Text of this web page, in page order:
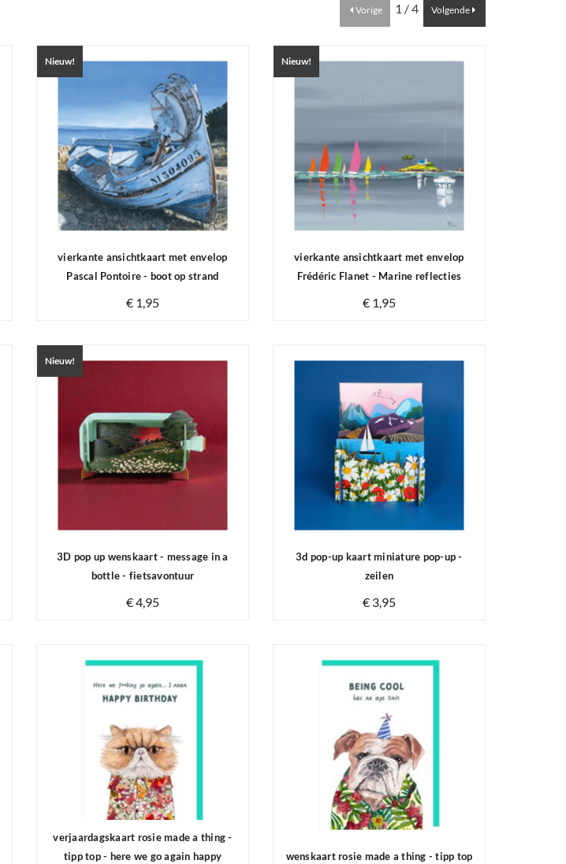
Vorige 1 / 4 Volgende
Nieuw!
vierkante ansichtkaart met envelop
Pascal Pontoire - boot op strand
€ 1,95
Nieuw!
vierkante ansichtkaart met envelop
Frédéric Flanet - Marine reflecties
€ 1,95
Nieuw!
3D pop up wenskaart - message in a
bottle - fietsavontuur
€ 4,95
3d pop-up kaart miniature pop-up -
zeilen
€ 3,95
verjaardagskaart rosie made a thing -
tipp top - here we go again happy
wenskaart rosie made a thing - tipp top